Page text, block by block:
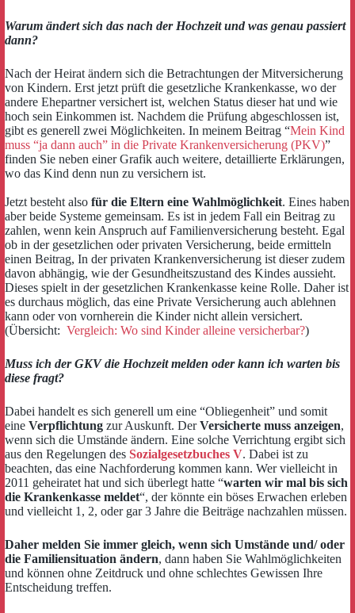
Warum ändert sich das nach der Hochzeit und was genau passiert
dann?
Nach der Heirat ändern sich die Betrachtungen der Mitversicherung
von Kindern. Erst jetzt prüft die gesetzliche Krankenkasse, wo der
andere Ehepartner versichert ist, welchen Status dieser hat und wie
hoch sein Einkommen ist. Nachdem die Prüfung abgeschlossen ist,
gibt es generell zwei Möglichkeiten. In meinem Beitrag “Mein Kind
muss “ja dann auch” in die Private Krankenversicherung (PKV)”
finden Sie neben einer Grafik auch weitere, detaillierte Erklärungen,
wo das Kind denn nun zu versichern ist.
Jetzt besteht also für die Eltern eine Wahlmöglichkeit. Eines haben
aber beide Systeme gemeinsam. Es ist in jedem Fall ein Beitrag zu
zahlen, wenn kein Anspruch auf Familienversicherung besteht. Egal
ob in der gesetzlichen oder privaten Versicherung, beide ermitteln
einen Beitrag, In der privaten Krankenversicherung ist dieser zudem
davon abhängig, wie der Gesundheitszustand des Kindes aussieht.
Dieses spielt in der gesetzlichen Krankenkasse keine Rolle. Daher ist
es durchaus möglich, das eine Private Versicherung auch ablehnen
kann oder von vornherein die Kinder nicht allein versichert.
(Übersicht: Vergleich: Wo sind Kinder alleine versicherbar?)
Muss ich der GKV die Hochzeit melden oder kann ich warten bis
diese fragt?
Dabei handelt es sich generell um eine “Obliegenheit” und somit
eine Verpflichtung zur Auskunft. DerVersicherte muss anzeigen,
wenn sich die Umstände ändern. Eine solche Verrichtung ergibt sich
aus den Regelungen des Sozialgesetzbuches V. Dabei ist zu
beachten, das eine Nachforderung kommen kann. Wer vielleicht in
2011 geheiratet hat und sich überlegt hatte “warten wir mal bis sich
die Krankenkasse meldet“, der könnte ein böses Erwachen erleben
und vielleicht 1, 2, oder gar 3 Jahre die Beiträge nachzahlen müssen.
Daher melden Sie immer gleich, wenn sich Umstände und/ oder
die Familiensituation ändern, dann haben Sie Wahlmöglichkeiten
und können ohne Zeitdruck und ohne schlechtes Gewissen Ihre
Entscheidung treffen.